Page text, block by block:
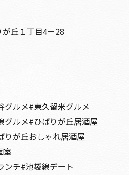
丘１丁目4ー28
ルメ#東久留米グルメ
グルメ#ひばりが丘居酒屋
りが丘おしゃれ居酒屋
室
ンチ#池袋線デート